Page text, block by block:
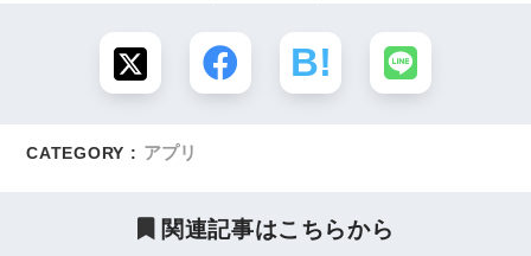
CATEGORY : アプリ
関連記事はこちらから